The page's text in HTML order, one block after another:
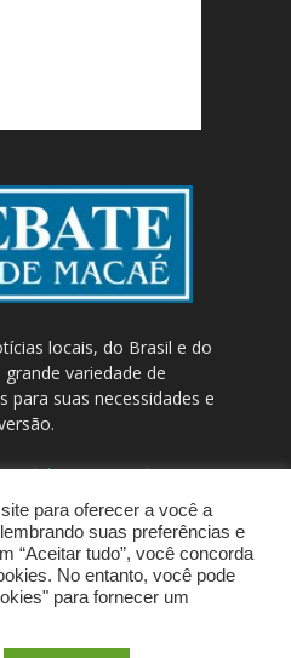
locais, do Brasil e do
variedade de
para suas necessidades e
/
para oferecer a você a
suas preferências e
“Aceitar tudo”, você concorda
No entanto, você pode
para fornecer um